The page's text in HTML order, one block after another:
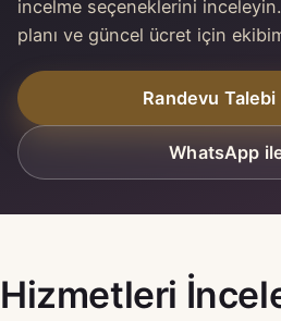
incelme seçeneklerini
planı ve güncel ücret için
Randevu
WhatsApp
Hizmetleri